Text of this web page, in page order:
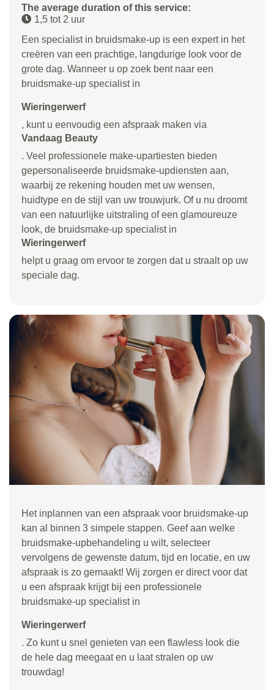
The average duration of this service:
1,5 tot 2 uur
Een specialist in bruidsmake-up is een expert in het
creëren van een prachtige, langdurige look voor de
grote dag. Wanneer u op zoek bent naar een
bruidsmake-up specialist in
Wieringerwerf
, kunt u eenvoudig een afspraak maken via
Vandaag Beauty
. Veel professionele make-upartiesten bieden
gepersonaliseerde bruidsmake-updiensten aan,
waarbij ze rekening houden met uw wensen,
huidtype en de stijl van uw trouwjurk. Of u nu droomt
van een natuurlijke uitstraling of een glamoureuze
look, de bruidsmake-up specialist in
Wieringerwerf
helpt u graag om ervoor te zorgen dat u straalt op uw
speciale dag.
Het inplannen van een afspraak voor bruidsmake-up
kan al binnen 3 simpele stappen. Geef aan welke
bruidsmake-upbehandeling u wilt, selecteer
vervolgens de gewenste datum, tijd en locatie, en uw
afspraak is zo gemaakt! Wij zorgen er direct voor dat
u een afspraak krijgt bij een professionele
bruidsmake-up specialist in
Wieringerwerf
. Zo kunt u snel genieten van een flawless look die
de hele dag meegaat en u laat stralen op uw
trouwdag!